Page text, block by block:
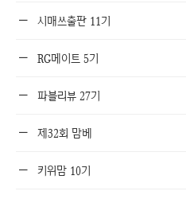
시매쓰출판 11기
RG메이트 5기
파블리뷰 27기
제32회 맘베
키위맘 10기